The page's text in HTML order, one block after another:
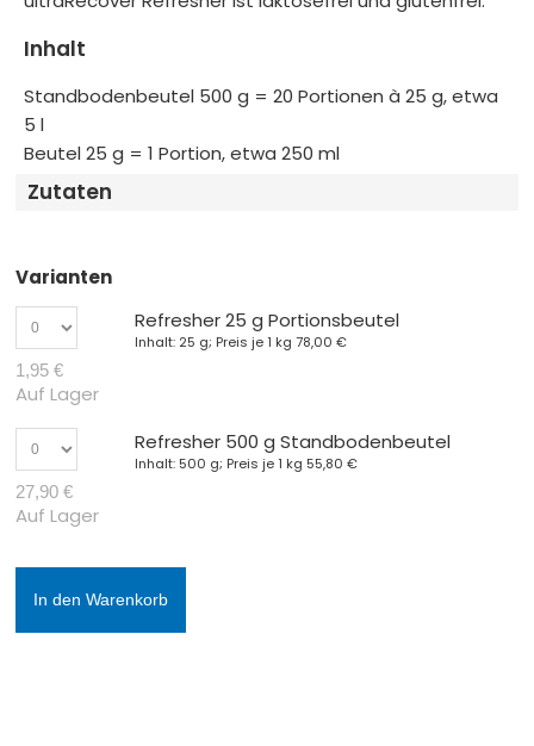
Inhalt
Standbodenbeutel 500 g = 20 Portionen à 25 g, etwa
5 l
Beutel 25 g = 1 Portion, etwa 250 ml
Zutaten
Varianten
Refresher 25 g Portionsbeutel
Inhalt: 25 g; Preis je 1 kg 78,00 €
1,95 €
Auf Lager
Refresher 500 g Standbodenbeutel
Inhalt: 500 g; Preis je 1 kg 55,80 €
27,90 €
Auf Lager
In den Warenkorb